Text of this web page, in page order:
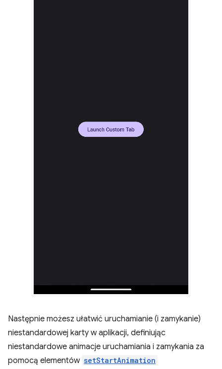
Następnie możesz ułatwić uruchamianie (i zamykanie)
niestandardowej karty w aplikacji, definiując
niestandardowe animacje uruchamiania i zamykania za
pomocą elementów setStartAnimation